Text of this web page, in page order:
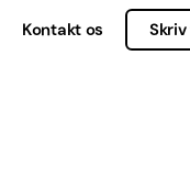
Kontakt os